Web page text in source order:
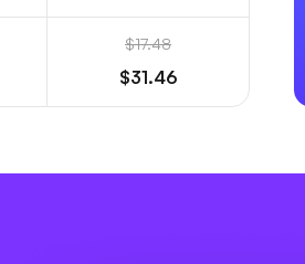
$17.48
$31.46